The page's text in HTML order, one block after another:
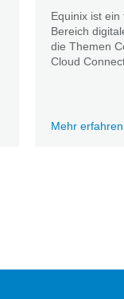
Equinix ist
Bereich
die Themen
Cloud
Mehr erfahren